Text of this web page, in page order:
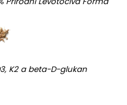
K2 a beta-D-glukan